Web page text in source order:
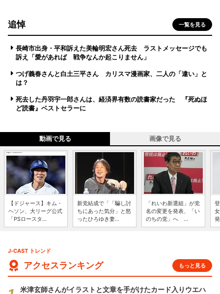
追悼 一覧を見る
長崎市出身・平和訴えた美輪明宏さん死去 ラストメッセージでも
訴え「愛があれば 戦争なんか起こりません」
つげ義春さんと白土三平さん カリスマ漫画家、二人の「違い」と
は？
死去した丹羽宇一郎さんは、経済界有数の読書家だった 『死ぬほ
ど読書』ベストセラーに
動画で見る 画像で見る
【ドジャース】キム・
ヘソン、大リーグ公式
「PSロースタ...
新党結成で「「騙し討
ちにあった気分」と怒
ったひろゆき妻...
「れいわ新選組」が党
名の変更を発表、「い
のちの党」へ ...
J-CAST トレンド
アクセスランキング もっと見る
米津玄師さんがイラストと文章を手がけたカード入りウエハ